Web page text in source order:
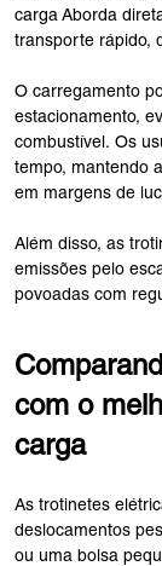
carga Aborda
transporte rápido,
O carregamento
estacionamento,
combustível. Os
tempo, mantendo
em margens de
Além disso, as
emissões pelo
povoadas com
com o
carga
As trotinetes
deslocamentos
ou uma bolsa